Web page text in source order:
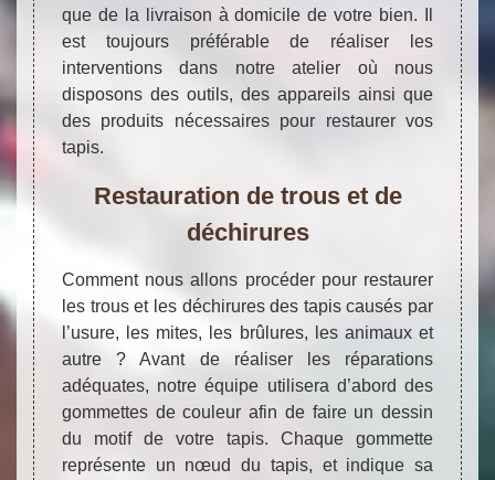
que de la livraison à domicile de votre bien. Il
est toujours préférable de réaliser les
interventions dans notre atelier où nous
disposons des outils, des appareils ainsi que
des produits nécessaires pour restaurer vos
tapis.
Restauration de trous et de
déchirures
Comment nous allons procéder pour restaurer
les trous et les déchirures des tapis causés par
l’usure, les mites, les brûlures, les animaux et
autre ? Avant de réaliser les réparations
adéquates, notre équipe utilisera d’abord des
gommettes de couleur afin de faire un dessin
du motif de votre tapis. Chaque gommette
représente un nœud du tapis, et indique sa